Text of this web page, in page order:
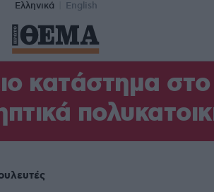
Ελληνικά English
κατάστημα